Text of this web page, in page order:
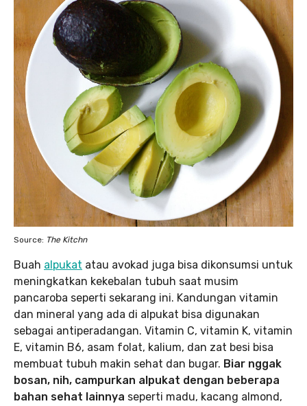
Source: The Kitchn
Buah alpukat atau avokad juga bisa dikonsumsi untuk
meningkatkan kekebalan tubuh saat musim
pancaroba seperti sekarang ini. Kandungan vitamin
dan mineral yang ada di alpukat bisa digunakan
sebagai antiperadangan. Vitamin C, vitamin K, vitamin
E, vitamin B6, asam folat, kalium, dan zat besi bisa
membuat tubuh makin sehat dan bugar. Biar nggak
bosan, nih, campurkan alpukat dengan beberapa
bahan sehat lainnya seperti madu, kacang almond,